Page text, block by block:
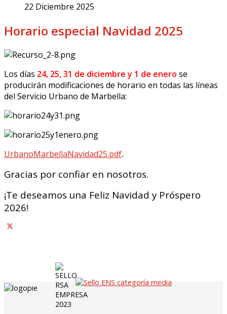
22 Diciembre 2025
Horario especial Navidad 2025
Los días 24, 25, 31 de diciembre y 1 de enero se
producirán modificaciones de horario en todas las líneas
del Servicio Urbano de Marbella:
UrbanoMarbellaNavidad25.pdf.
Gracias por confiar en nosotros.
¡Te deseamos una Feliz Navidad y Próspero
2026!